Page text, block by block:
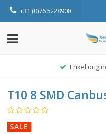
+31 (0)76 5228908
Enkel
T10 8 SMD
SALE